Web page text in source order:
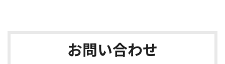
お問い合わせ